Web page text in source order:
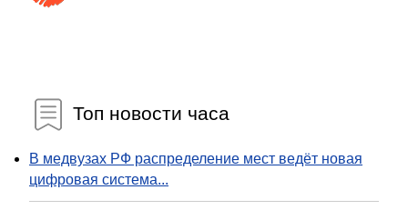
Топ новости часа
В медвузах РФ распределение мест ведёт новая
цифровая система...